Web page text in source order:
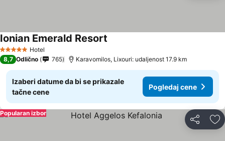
5 ZvezdiceHotel
Ionian Emerald Resort
8,7 Odlično 765 Karavomilos, Lixouri: udaljenost 17.9 km
Izaberi datume da bi se prikazale
tačne cene
Pogledaj cene
Deli
Popularan izbor